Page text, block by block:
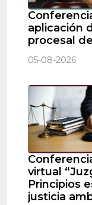
aplicación
procesal
05-08-2026
virtual
Principios
justicia